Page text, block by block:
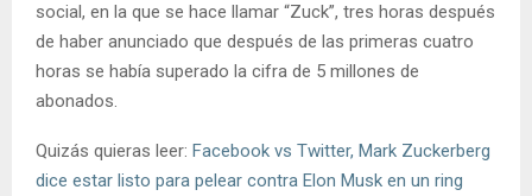
social, en la que se hace llamar “Zuck”, tres horas después
de haber anunciado que después de las primeras cuatro
horas se había superado la cifra de 5 millones de
abonados.
Quizás quieras leer: Facebook vs Twitter, Mark Zuckerberg
dice estar listo para pelear contra Elon Musk en un ring